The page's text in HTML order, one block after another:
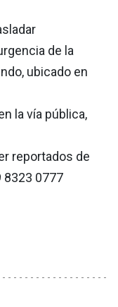
de la
ubicado en
la vía pública,
reportados de
8323 0777